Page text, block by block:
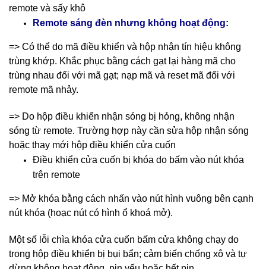
remote và sấy khô
Remote sáng đèn nhưng không hoạt động:
=> Có thể do mã điều khiển và hộp nhận tín hiệu không
trùng khớp. Khắc phục bằng cách gạt lại hàng mã cho
trùng nhau đối với mã gạt; nạp mã và reset mã đối với
remote mã nhảy.
=> Do hộp điều khiển nhận sóng bị hỏng, không nhận
sóng từ remote. Trường hợp này cần sửa hộp nhận sóng
hoặc thay mới hộp điều khiển cửa cuốn
Điều khiển cửa cuốn bị khóa do bấm vào nút khóa
trên remote
=> Mở khóa bằng cách nhấn vào nút hình vuông bên cạnh
nút khóa (hoạc nút có hình ổ khoá mở).
Một số lỗi chìa khóa cửa cuốn bấm cửa không chạy do
trong hộp điều khiển bị bụi bẩn; cảm biến chống xô và tự